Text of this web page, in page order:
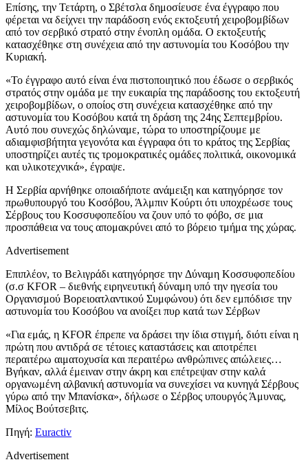
Επίσης, την Τετάρτη, o Σβέτσλα δημοσίευσε ένα έγγραφο που
φέρεται να δείχνει την παράδοση ενός εκτοξευτή χειροβομβίδων
από τον σερβικό στρατό στην ένοπλη ομάδα. Ο εκτοξευτής
κατασχέθηκε στη συνέχεια από την αστυνομία του Κοσόβου την
Κυριακή.
«Το έγγραφο αυτό είναι ένα πιστοποιητικό που έδωσε ο σερβικός
στρατός στην ομάδα με την ευκαιρία της παράδοσης του εκτοξευτή
χειροβομβίδων, ο οποίος στη συνέχεια κατασχέθηκε από την
αστυνομία του Κοσόβου κατά τη δράση της 24ης Σεπτεμβρίου.
Αυτό που συνεχώς δηλώναμε, τώρα το υποστηρίζουμε με
αδιαμφισβήτητα γεγονότα και έγγραφα ότι το κράτος της Σερβίας
υποστηρίζει αυτές τις τρομοκρατικές ομάδες πολιτικά, οικονομικά
και υλικοτεχνικά», έγραψε.
Η Σερβία αρνήθηκε οποιαδήποτε ανάμειξη και κατηγόρησε τον
πρωθυπουργό του Κοσόβου, Άλμπιν Κούρτι ότι υποχρέωσε τους
Σέρβους του Κοσσυφοπεδίου να ζουν υπό το φόβο, σε μια
προσπάθεια να τους απομακρύνει από το βόρειο τμήμα της χώρας.
Advertisement
Επιπλέον, το Βελιγράδι κατηγόρησε την Δύναμη Κοσσυφοπεδίου
(σ.σ KFOR – διεθνής ειρηνευτική δύναμη υπό την ηγεσία του
Οργανισμού Βορειοατλαντικού Συμφώνου) ότι δεν εμπόδισε την
αστυνομία του Κοσόβου να ανοίξει πυρ κατά των Σέρβων
«Για εμάς, η KFOR έπρεπε να δράσει την ίδια στιγμή, διότι είναι η
πρώτη που αντιδρά σε τέτοιες καταστάσεις και αποτρέπει
περαιτέρω αιματοχυσία και περαιτέρω ανθρώπινες απώλειες…
Βγήκαν, αλλά έμειναν στην άκρη και επέτρεψαν στην καλά
οργανωμένη αλβανική αστυνομία να συνεχίσει να κυνηγά Σέρβους
γύρω από την Μπανίσκα», δήλωσε ο Σέρβος υπουργός Άμυνας,
Μίλος Βούτσεβιτς.
Πηγή: Euractiv
Advertisement